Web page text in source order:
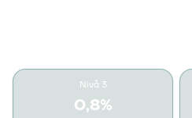
Nivå 3
0,8%